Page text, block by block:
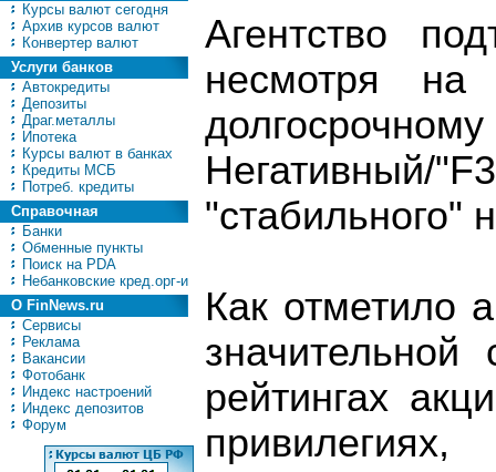
Курсы валют сегодня
Архив курсов валют
Конвертер валют
Услуги банков
Автокредиты
Депозиты
Драг.металлы
Ипотека
Курсы валют в банках
Кредиты МСБ
Потреб. кредиты
Справочная
Банки
Обменные пункты
Поиск на PDA
Небанковские кред.орг-и
О FinNews.ru
Сервисы
Реклама
Вакансии
Фотобанк
Индекс настроений
Индекс депозитов
Форум
Агентство
несмотря на
Негативный/
"стабильного"
Как отметило
рейтингах